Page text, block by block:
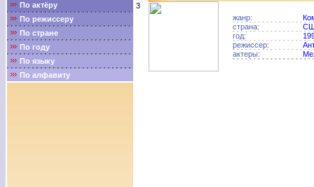
По актёру
По режиссеру
По стране
По году
По языку
По алфавиту
3
жанр:
страна:
год:
режиссер:
актеры: